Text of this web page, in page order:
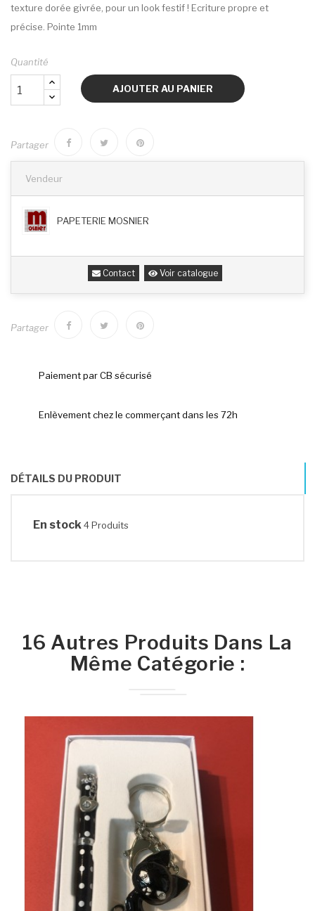
texture dorée givrée, pour un look festif ! Ecriture propre et
précise. Pointe 1mm
Quantité
AJOUTER AU PANIER
Partager
Vendeur
PAPETERIE MOSNIER
Contact Voir catalogue
Partager
Paiement par CB sécurisé
Enlèvement chez le commerçant dans les 72h
DÉTAILS DU PRODUIT
En stock4 Produits
16 Autres Produits Dans La
Même Catégorie :